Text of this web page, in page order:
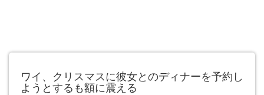
ワイ、クリスマスに彼女とのディナーを予約し
ようとするも額に震える